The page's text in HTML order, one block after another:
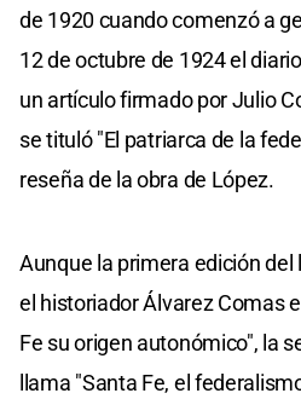
de 1920 cuando comenzó a
12 de octubre de 1924 el
un artículo firmado por Julio
se tituló "El patriarca de la
reseña de la obra de López.
Aunque la primera edición del
el historiador Álvarez Comas
Fe su origen autonómico", la
llama "Santa Fe, el